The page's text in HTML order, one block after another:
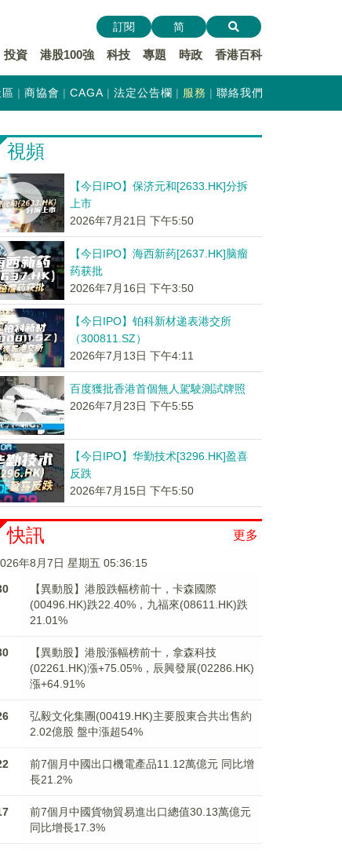
投資 港股100強 科技 專題 時政 香港百科
訂閱 简
商協會 CAGA 法定公告欄 服務 聯絡我們
視頻
【今日IPO】保济元和[2633.HK]分拆
上市
2026年7月21日 下午5:50
【今日IPO】海西新药[2637.HK]脑瘤
药获批
2026年7月16日 下午3:50
【今日IPO】铂科新材递表港交所
（300811.SZ）
2026年7月13日 下午4:11
百度獲批香港首個無人駕駛測試牌照
2026年7月23日 下午5:55
【今日IPO】华勤技术[3296.HK]盈喜
反跌
2026年7月15日 下午5:50
更多
快訊
年8月7日 星期五 05:36:16
【異動股】港股跌幅榜前十，卡森國際
(00496.HK)跌22.40%，九福來(08611.HK)跌
21.01%
【異動股】港股漲幅榜前十，拿森科技
(02261.HK)漲+75.05%，辰興發展(02286.HK)
漲+64.91%
弘毅文化集團(00419.HK)主要股東合共出售約
2.02億股 盤中漲超54%
前7個月中國出口機電產品11.12萬億元 同比增
長21.2%
前7個月中國貨物貿易進出口總值30.13萬億元
同比增長17.3%